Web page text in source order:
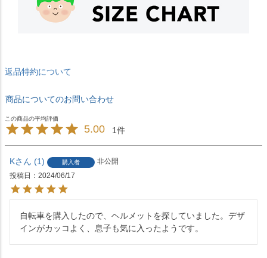
返品特約について
商品についてのお問い合わせ
5.00 1
K 1 購入者
非公開
投稿日
2024/06/17
自転車を購入したので、ヘルメットを探していました。デザ
インがカッコよく、息子も気に入ったようです。